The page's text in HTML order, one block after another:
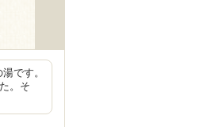
です。
。そ